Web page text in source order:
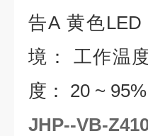
告A 黄色
境： 工作温
度： 20 ~
JHP--VB-